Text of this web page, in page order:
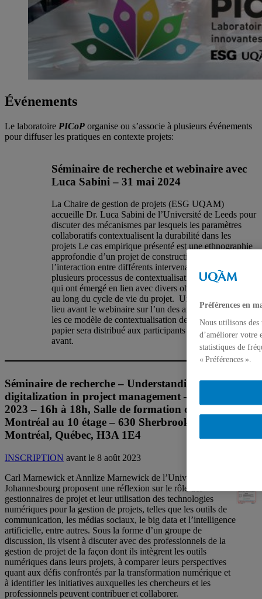
Événements
Le laboratoire PICoP organise ou s’associe à plusieurs événements
pour diffuser les pratiques en contexte projets:
Séminaire de recherche et webinaire avec
Luca Sabini – 31 mai 2024
La Chaire de gestion de projets (ESG UQAM)
accueille Dr. Luca Sabini de l’Université de Leeds pour
discuter des mécanismes par lesquels les paramètres
collaboratifs contextualisent la durabilité dans les
projets Le cas empirique présenté est une ethnographie
approfondie d’un projet de construction. Dans ce projet,
l’interaction entre différents intervenants a engendré
plusieurs processus de contextualisation de la durabilité
qui ont émergé en lien avec divers objectifs et défis tout
au long du cycle de vie du projet. Une discussion aura
lieu avant le webinaire sur l’un des articles présentant
les ce modèle de contextualisation de la durabilité. Le
papier sera distribué aux participants une semaine
avant.
Séminaire de recherche – Understanding
digitalization in project management – 10 août
2023 – 16h à 18h, Salle de formation de PMI-
Montréal au 10 étage – 630 Sherbrooke Ouest,
Montréal, Québec, H3A 1E4
INSCRIPTION avant le 8 août 2023
Carl Marnewick et Annlize Marnewick de l’Université de
Johannesbourg proposent une réflexion sur le rôle des
gestionnaires de projet et leur utilisation des technologies
numériques pour la gestion de projets, telles que les outils de
communication, les médias sociaux, le big data et l’intelligence
artificielle, entre autres. Sous la forme d’un groupe de
discussion, ils visent à discuter avec des professionnels de la
gestion de projet de la façon dont ils intègrent les outils
numériques dans leurs projets, à comparer leurs perspectives
quant aux défis confrontés par la transformation numérique et
à identifier les initiatives auxquelles les chercheurs et les
professionnels peuvent contribuer et collaborer.
Préférences en
Nous utilisons
d’améliorer votre
statistiques de
« Préférences ».